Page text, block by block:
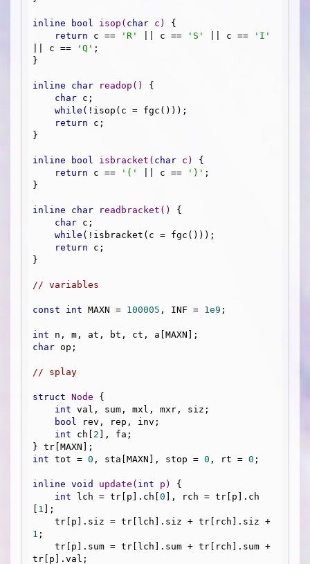
inline bool isop ( char c)
{
return c == 'R' || c == 'S' || c ==
'I'
|| c ==
'Q' ;
}
inline char readop ()
{
char c;
while (!isop(c = fgc()));
return c;
}
inline bool isbracket ( char c)
{
return c == '(' || c == ')' ;
}
inline char readbracket ()
{
char c;
while (!isbracket(c = fgc()));
return c;
}
// variables
const int MAXN = 100005 , INF = 1e9 ;
int
char op;
// splay
struct Node {
int val, sum, mxl, mxr, siz;
bool
rev, rep, inv;
int ch[ 2 ], fa;
int tot = 0 , sta[MAXN], stop = 0 , rt = 0 ;
inline void update ( int p)
{
int lch = tr[p].ch[ 0 ], rch = tr[p].ch
1
];
1 ;
tr[p].val;